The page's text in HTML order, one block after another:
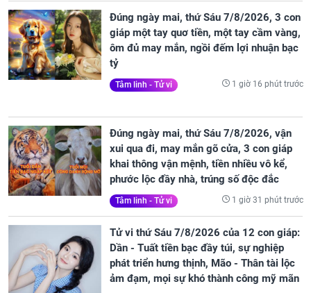
Đúng ngày mai, thứ Sáu 7/8/2026, 3 con
giáp một tay quơ tiền, một tay cầm vàng,
ôm đủ may mắn, ngồi đếm lợi nhuận bạc
tỷ
Tâm linh - Tử vi 1 giờ 16 phút trước
Đúng ngày mai, thứ Sáu 7/8/2026, vận
xui qua đi, may mắn gõ cửa, 3 con giáp
khai thông vận mệnh, tiền nhiều vô kể,
phước lộc đầy nhà, trúng số độc đắc
Tâm linh - Tử vi 1 giờ 31 phút trước
Tử vi thứ Sáu 7/8/2026 của 12 con giáp:
Dần - Tuất tiền bạc đầy túi, sự nghiệp
phát triển hưng thịnh, Mão - Thân tài lộc
ảm đạm, mọi sự khó thành công mỹ mãn